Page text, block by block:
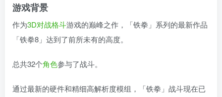
游戏背景
作为3D对战格斗游戏的巅峰之作，「铁拳」系列的最新作品
「铁拳8」达到了前所未有的高度。
总共32个角色参与了战斗。
通过最新的硬件和精细高解析度模组，「铁拳」战斗现在已